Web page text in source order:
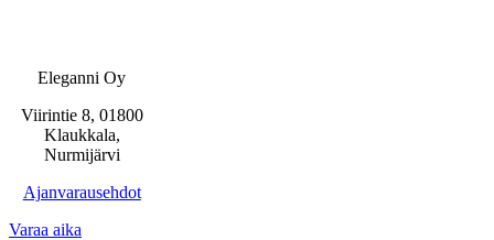
Eleganni Oy
Viirintie 8, 01800
Klaukkala,
Nurmijärvi
Ajanvarausehdot
Varaa aika